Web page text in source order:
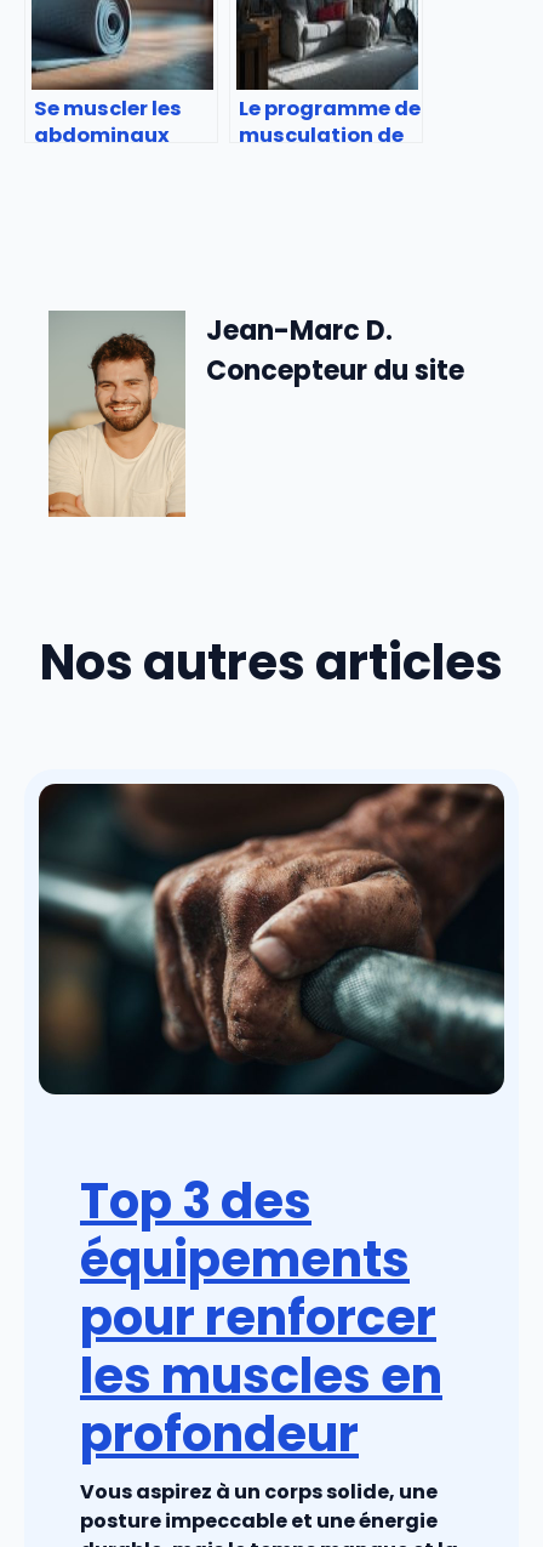
Se muscler les
abdominaux
Le programme de
musculation de
Jean-Marc D.
Concepteur du site
Nos autres articles
Top 3 des
équipements
pour renforcer
les muscles en
profondeur
Vous aspirez à un corps solide, une
posture impeccable et une énergie